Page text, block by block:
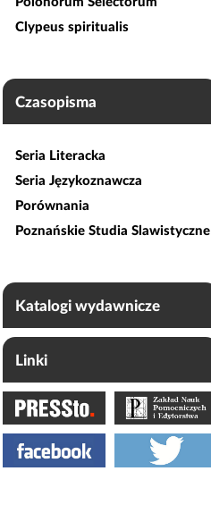
Clypeus spiritualis
Czasopisma
Seria Literacka
Seria Językoznawcza
Porównania
Poznańskie Studia Slawistyczne
Katalogi wydawnicze
Linki